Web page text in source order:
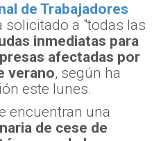
de Trabajadores
solicitado a "todas las
inmediatas para
afectadas por
verano, según ha
este lunes.
encuentran una
de cese de